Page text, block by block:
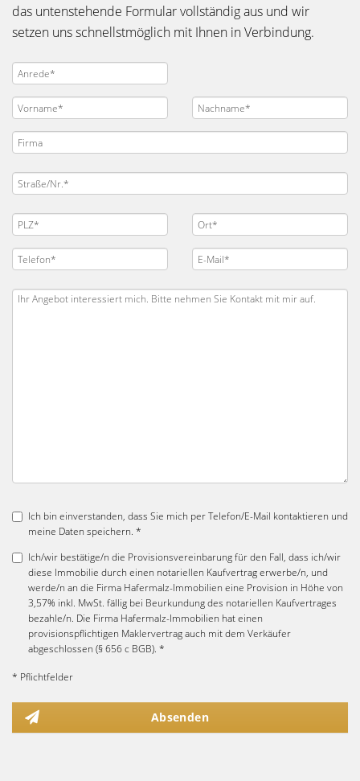
das untenstehende Formular vollständig aus und wir
setzen uns schnellstmöglich mit Ihnen in Verbindung.
Ich bin einverstanden, dass Sie mich per Telefon/E-Mail kontaktieren und
meine Daten speichern. *
Ich/wir bestätige/n die Provisionsvereinbarung für den Fall, dass ich/wir
diese Immobilie durch einen notariellen Kaufvertrag erwerbe/n, und
werde/n an die Firma Hafermalz-Immobilien eine Provision in Höhe von
3,57% inkl. MwSt. fällig bei Beurkundung des notariellen Kaufvertrages
bezahle/n. Die Firma Hafermalz-Immobilien hat einen
provisionspflichtigen Maklervertrag auch mit dem Verkäufer
abgeschlossen (§ 656 c BGB). *
* Pflichtfelder
Absenden